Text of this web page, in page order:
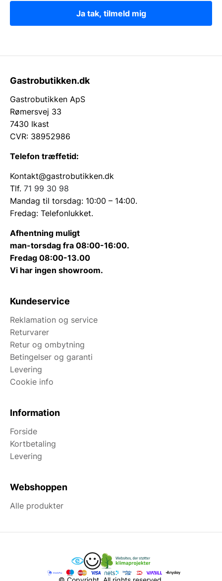
Ja tak, tilmeld mig
Gastrobutikken.dk
Gastrobutikken ApS
Rømersvej 33
7430 Ikast
CVR: 38952986
Telefon træffetid:
Kontakt@gastrobutikken.dk
Tlf. 71 99 30 98
Mandag til torsdag: 10:00 – 14:00.
Fredag: Telefonlukket.
Afhentning muligt
man-torsdag fra 08:00-16:00.
Fredag 08:00-13.00
Vi har ingen showroom.
Kundeservice
Reklamation og service
Returvarer
Retur og ombytning
Betingelser og garanti
Levering
Cookie info
Information
Forside
Kortbetaling
Levering
Webshoppen
Alle produkter